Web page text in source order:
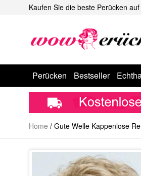
Kaufen Sie die beste Perücken
Perücken Bestseller
Home / Gute Welle Kappenlose